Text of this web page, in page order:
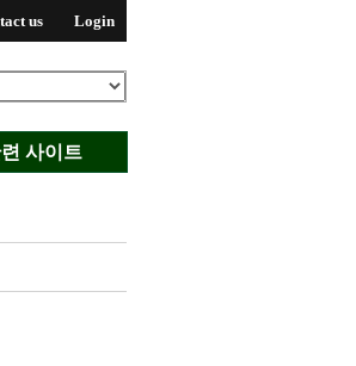
us Login
사이트